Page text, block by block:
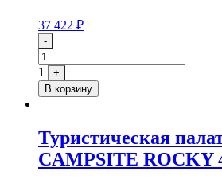
37 422 ₽
Quantity
-
1
+
В корзину
Туристическая
CAMPSITE ROCKY